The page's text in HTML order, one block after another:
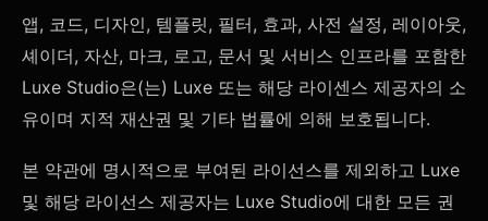
앱, 코드, 디자인, 템플릿, 필터, 효과, 사전 설정, 레이아웃,
셰이더, 자산, 마크, 로고, 문서 및 서비스 인프라를 포함한
Luxe Studio은(는) Luxe 또는 해당 라이센스 제공자의 소
유이며 지적 재산권 및 기타 법률에 의해 보호됩니다.
본 약관에 명시적으로 부여된 라이선스를 제외하고 Luxe
및 해당 라이선스 제공자는 Luxe Studio에 대한 모든 권